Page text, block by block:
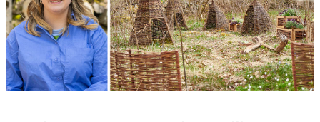
Hitta din säljare
Kontakta Lekolar